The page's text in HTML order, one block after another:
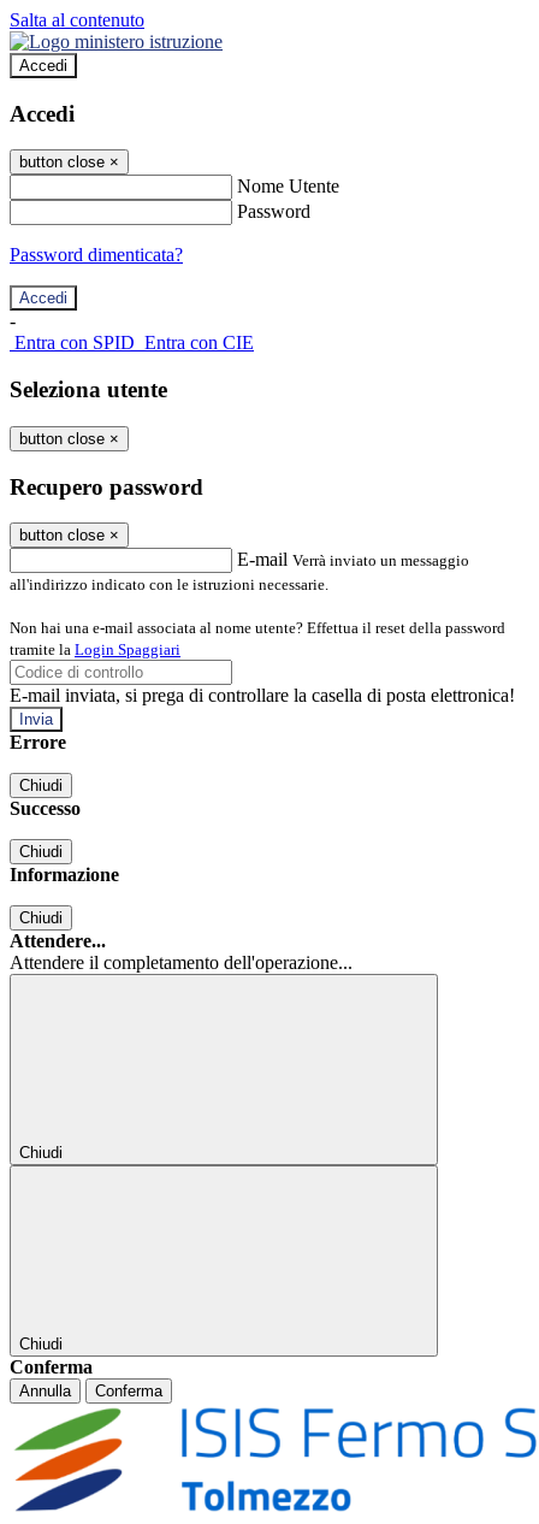
Salta al contenuto
Accedi
Accedi
button close ×
Nome Utente
Password
Password dimenticata?
-
Entra con SPID Entra con CIE
Seleziona utente
button close ×
Recupero password
button close ×
E-mail Verrà inviato un messaggio
all'indirizzo indicato con le istruzioni necessarie.
Non hai una e-mail associata al nome utente? Effettua il reset della password
tramite la Login Spaggiari
E-mail inviata, si prega di controllare la casella di posta elettronica!
Errore
Chiudi
Successo
Chiudi
Informazione
Chiudi
Attendere...
Attendere il completamento dell'operazione...
Chiudi
Chiudi
Conferma
Annulla Conferma